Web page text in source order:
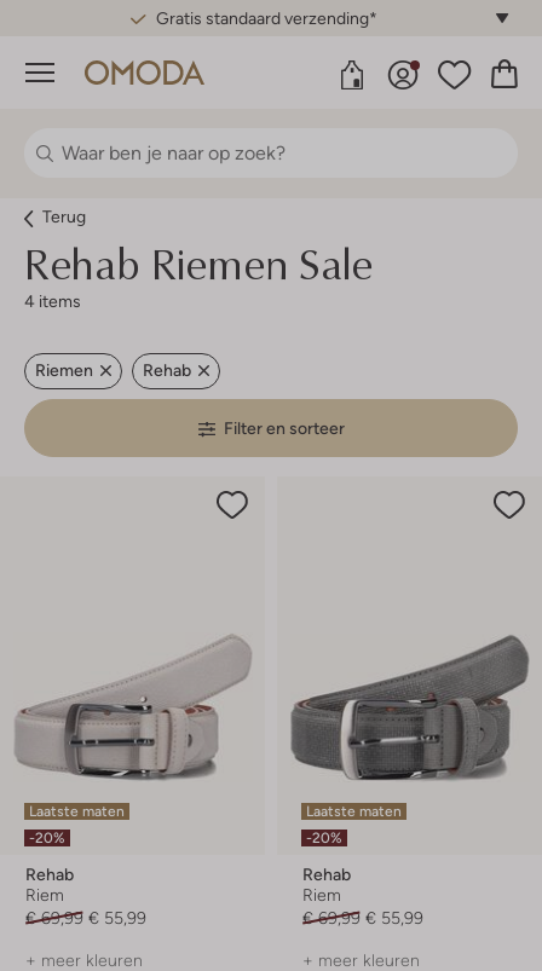
Gratis standaard verzending*
Menu
Terug
Rehab Riemen Sale
4 items
Riemen Rehab
Filter en sorteer
Laatste maten
-20%
Rehab
Riem
€ 69,99 € 55,99
+ meer kleuren
Laatste maten
-20%
Rehab
Riem
€ 69,99 € 55,99
+ meer kleuren